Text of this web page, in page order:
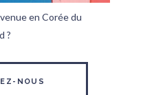
en Corée du
?
NOUS